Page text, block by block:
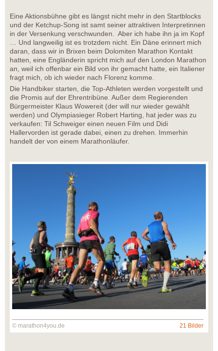
Eine Aktionsbühne gibt es längst nicht mehr in den Startblocks
und der Ketchup-Song ist samt seiner attraktiven Interpretinnen
in der Versenkung verschwunden. Aber ich habe ihn ja im Kopf
… Und langweilig ist es trotzdem nicht. Ein Däne erinnert mich
daran, dass wir in Brixen beim Dolomiten Marathon Kontakt
hatten, eine Engländerin spricht mich auf den London Marathon
an, weil ich offenbar ein Bild von ihr gemacht hatte, ein Italiener
fragt mich, ob ich wieder nach Florenz komme.
Die Handbiker starten, die Top-Athleten werden vorgestellt und
die Promis auf der Ehrentribüne. Außer dem Regierenden
Bürgermeister Klaus Wowereit (der will nur wieder gewählt
werden) und Olympiasieger Robert Harting, hat jeder was zu
verkaufen: Til Schweiger einen neuen Film und Didi
Hallervorden ist gerade dabei, einen zu drehen. Immerhin
handelt der von einem Marathonläufer.
© marathon4you.de 21 Bilder